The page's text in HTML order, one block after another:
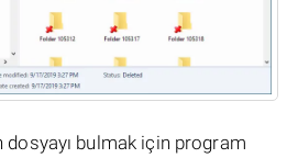
dosyayı bulmak için program